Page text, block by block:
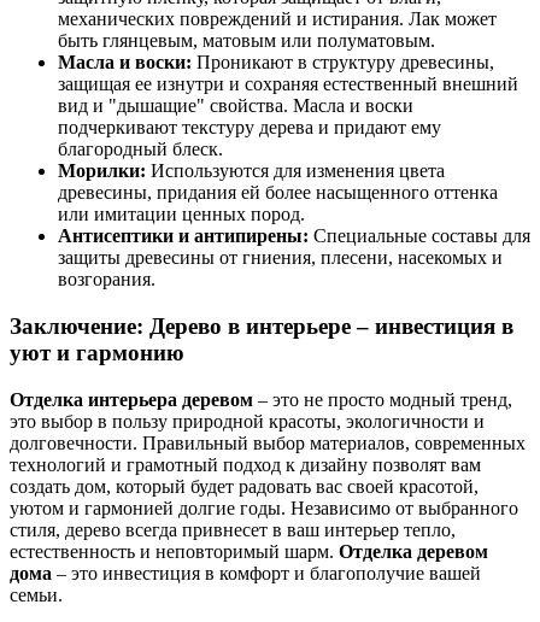
механических повреждений и истирания. Лак может
быть глянцевым, матовым или полуматовым.
Масла и воски: Проникают в структуру древесины,
защищая ее изнутри и сохраняя естественный внешний
вид и "дышащие" свойства. Масла и воски
подчеркивают текстуру дерева и придают ему
благородный блеск.
Морилки: Используются для изменения цвета
древесины, придания ей более насыщенного оттенка
или имитации ценных пород.
Антисептики и антипирены: Специальные составы для
защиты древесины от гниения, плесени, насекомых и
возгорания.
Заключение: Дерево в интерьере – инвестиция в
уют и гармонию
Отделка интерьера деревом – это не просто модный тренд,
это выбор в пользу природной красоты, экологичности и
долговечности. Правильный выбор материалов, современных
технологий и грамотный подход к дизайну позволят вам
создать дом, который будет радовать вас своей красотой,
уютом и гармонией долгие годы. Независимо от выбранного
стиля, дерево всегда привнесет в ваш интерьер тепло,
естественность и неповторимый шарм. Отделка деревом
дома – это инвестиция в комфорт и благополучие вашей
семьи.